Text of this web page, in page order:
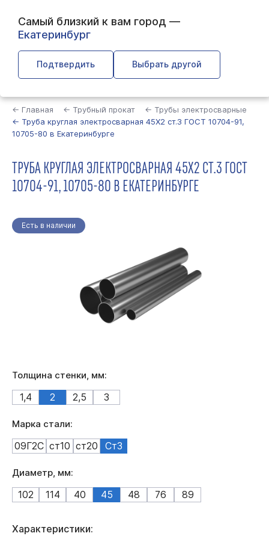
Самый близкий к вам город —
Екатеринбург
Подтвердить Выбрать другой
← Главная ← Трубный прокат
← Трубы электросварные
← Труба круглая электросварная 45Х2 ст.3 ГОСТ 10704-91,
10705-80 в Екатеринбурге
ТРУБА КРУГЛАЯ ЭЛЕКТРОСВАРНАЯ 45Х2 СТ.3 ГОСТ
10704-91, 10705-80 В ЕКАТЕРИНБУРГЕ
Есть в наличии
Толщина стенки, мм:
1,4 2 2,5 3
Марка стали:
09Г2С ст10 ст20 Ст3
Диаметр, мм:
102 114 40 45 48 76 89
Характеристики: